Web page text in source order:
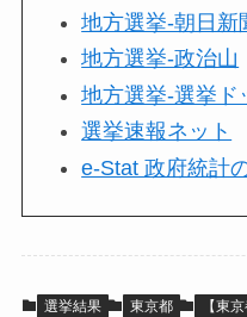
地方選挙-朝日新
地方選挙-政治山
地方選挙-選挙ド
選挙速報ネット
e-Stat 政府統計
選挙結果 東京都
【東